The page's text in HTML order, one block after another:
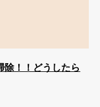
除！！どうしたら